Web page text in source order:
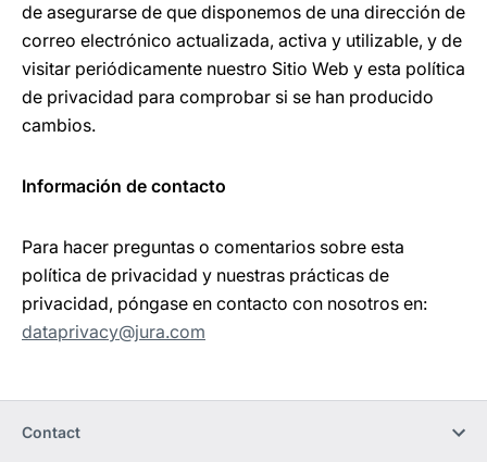
de asegurarse de que disponemos de una dirección de
correo electrónico actualizada, activa y utilizable, y de
visitar periódicamente nuestro Sitio Web y esta política
de privacidad para comprobar si se han producido
cambios.
Información de contacto
Para hacer preguntas o comentarios sobre esta
política de privacidad y nuestras prácticas de
privacidad, póngase en contacto con nosotros en:
dataprivacy@jura.com
Contact